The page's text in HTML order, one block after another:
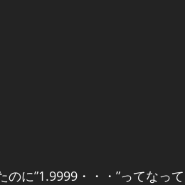
に”1.9999・・・”ってなっ